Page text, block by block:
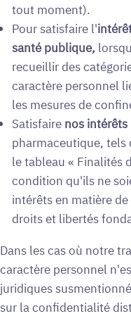
tout moment).
Pour satisfaire l'
santé publique,
recueillir des
caractère personnel
les mesures de
Satisfaire nos
pharmaceutique, tels
le tableau « Finalités
condition qu'ils ne
intérêts en matière
droits et libertés
Dans les cas où notre
caractère personnel
juridiques
sur la confidentialité